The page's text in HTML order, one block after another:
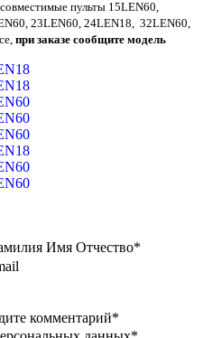
пульты 15LEN60,
23LEN60, 24LEN18, 32LEN60,
при заказе сообщите модель
Имя Отчество*
комментарий*